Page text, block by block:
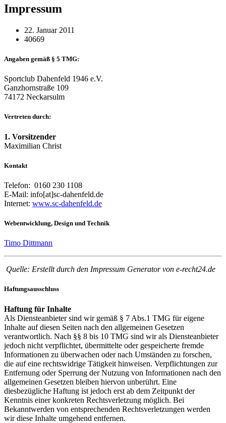
Impressum
22. Januar 2011
40669
Angaben gemäß § 5 TMG:
Sportclub Dahenfeld 1946 e.V.
Ganzhornstraße 109
74172 Neckarsulm
Vertreten durch:
1. Vorsitzender
Maximilian Christ
Kontakt
Telefon: 0160 230 1108
E-Mail: info[at]sc-dahenfeld.de
Internet: www.sc-dahenfeld.de
Webentwicklung, Design und Technik
Timo Dittmann
Quelle: Erstellt durch den Impressum Generator von e-recht24.de
Haftungsausschluss
Haftung für Inhalte
Als Diensteanbieter sind wir gemäß § 7 Abs.1 TMG für eigene
Inhalte auf diesen Seiten nach den allgemeinen Gesetzen
verantwortlich. Nach §§ 8 bis 10 TMG sind wir als Diensteanbieter
jedoch nicht verpflichtet, übermittelte oder gespeicherte fremde
Informationen zu überwachen oder nach Umständen zu forschen,
die auf eine rechtswidrige Tätigkeit hinweisen. Verpflichtungen zur
Entfernung oder Sperrung der Nutzung von Informationen nach den
allgemeinen Gesetzen bleiben hiervon unberührt. Eine
diesbezügliche Haftung ist jedoch erst ab dem Zeitpunkt der
Kenntnis einer konkreten Rechtsverletzung möglich. Bei
Bekanntwerden von entsprechenden Rechtsverletzungen werden
wir diese Inhalte umgehend entfernen.